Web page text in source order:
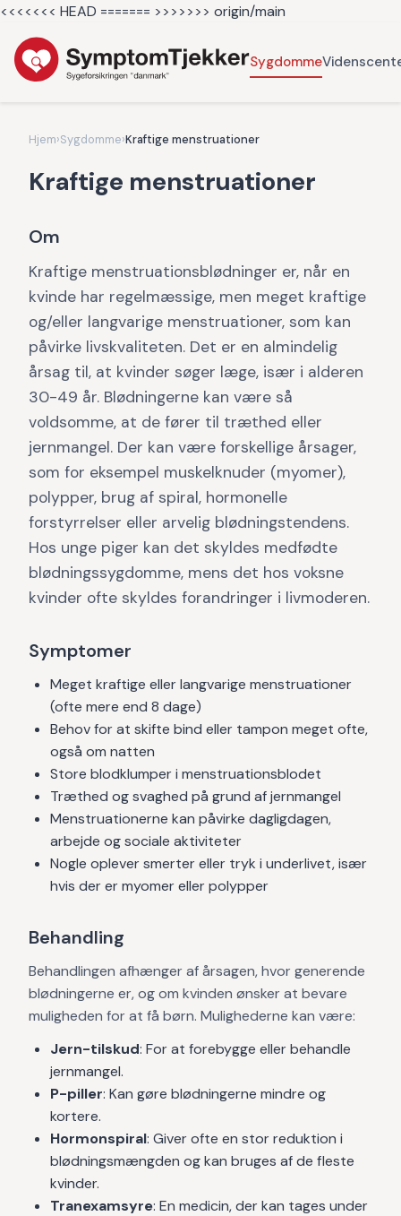
<<<<<<< HEAD ======= >>>>>>> origin/main
Sygdomme
Hjem›Sygdomme›Kraftige menstruationer
Kraftige menstruationer
Om
Kraftige menstruationsblødninger er, når en
kvinde har regelmæssige, men meget kraftige
og/eller langvarige menstruationer, som kan
påvirke livskvaliteten. Det er en almindelig
årsag til, at kvinder søger læge, især i alderen
30-49 år. Blødningerne kan være så
voldsomme, at de fører til træthed eller
jernmangel. Der kan være forskellige årsager,
som for eksempel muskelknuder (myomer),
polypper, brug af spiral, hormonelle
forstyrrelser eller arvelig blødningstendens.
Hos unge piger kan det skyldes medfødte
blødningssygdomme, mens det hos voksne
kvinder ofte skyldes forandringer i livmoderen.
Symptomer
Meget kraftige eller langvarige menstruationer
(ofte mere end 8 dage)
Behov for at skifte bind eller tampon meget ofte,
også om natten
Store blodklumper i menstruationsblodet
Træthed og svaghed på grund af jernmangel
Menstruationerne kan påvirke dagligdagen,
arbejde og sociale aktiviteter
Nogle oplever smerter eller tryk i underlivet, især
hvis der er myomer eller polypper
Behandling
Behandlingen afhænger af årsagen, hvor generende
blødningerne er, og om kvinden ønsker at bevare
muligheden for at få børn. Mulighederne kan være:
Jern-tilskud: For at forebygge eller behandle
jernmangel.
P-piller: Kan gøre blødningerne mindre og
kortere.
Hormonspiral: Giver ofte en stor reduktion i
blødningsmængden og kan bruges af de fleste
kvinder.
Tranexamsyre: En medicin, der kan tages under